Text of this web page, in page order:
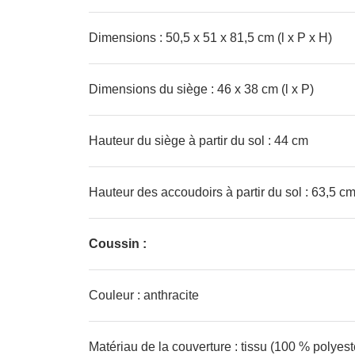
Dimensions : 50,5 x 51 x 81,5 cm (l x P x H)
Dimensions du siège : 46 x 38 cm (l x P)
Hauteur du siège à partir du sol : 44 cm
Hauteur des accoudoirs à partir du sol : 63,5 cm
Coussin :
Couleur : anthracite
Matériau de la couverture : tissu (100 %